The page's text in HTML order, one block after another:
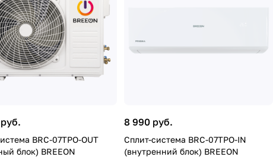
BRC-07TPO-OUT
блок) BREEON
8 990 руб.
Сплит-система BRC-07TPO-IN
(внутренний блок) BREEON